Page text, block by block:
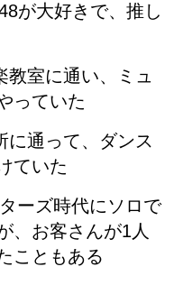
が大好きで、推し
教室に通い、ミュ
っていた
に通って、ダンス
ていた
ーズ時代にソロで
、お客さんが1人
こともある